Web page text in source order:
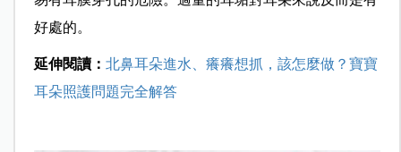
好處的。
延伸閱讀： 北鼻耳朵進水、癢癢想抓，該怎麼做？寶寶
耳朵照護問題完全解答